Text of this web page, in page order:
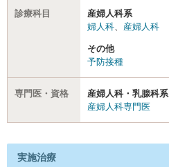
診療科目
産婦人科系
婦人科
産婦人科
その他
予防接種
専門医・資格
産婦人科・乳腺科系
産婦人科専門医
実施治療